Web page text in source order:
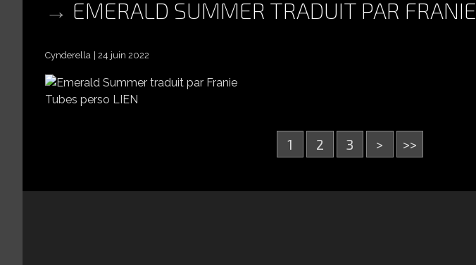
EMERALD SUMMER TRADUIT PAR FRANIE
Cynderella 24 juin 2022
Tubes perso LIEN
1 2 3 > >>